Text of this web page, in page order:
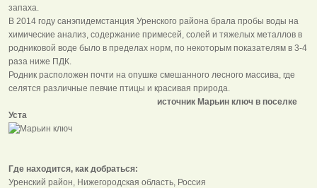
запаха.
В 2014 году санэпидемстанция Уренского района брала пробы воды на
химические анализ, содержание примесей, солей и тяжелых металлов в
родниковой воде было в пределах норм, по некоторым показателям в 3-4
раза ниже ПДК.
Родник расположен почти на опушке смешанного лесного массива, где
селятся различные певчие птицы и красивая природа.
источник Марьин ключ в поселке
Уста​
Где находится, как добраться:
Уренский район, Нижегородская область, Россия